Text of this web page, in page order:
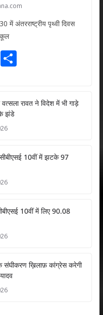
अंतरराष्ट्रीय पृथ्वी दिवस
S
e
वत्सला रावत ने विदेश में भी गाड़े
के झंडे
10वीं में झटके 97
10वीं में लिए 90.08
के संघीकरण ख़िलाफ़ कांग्रेस करेगी